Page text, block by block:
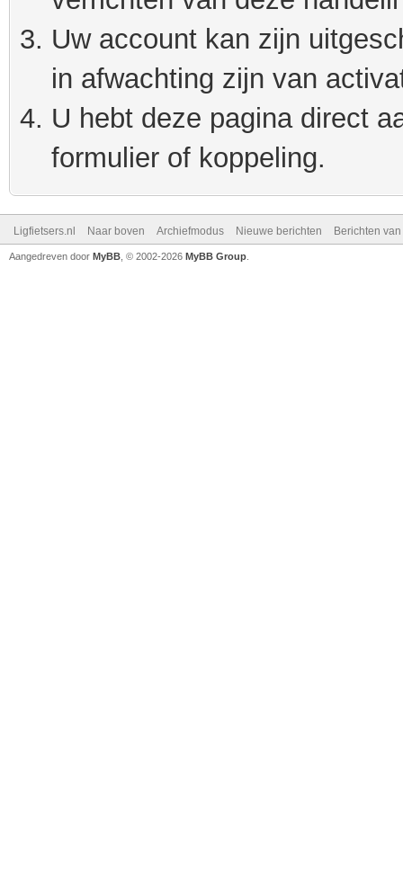
Uw account kan zijn
in afwachting zijn van
U hebt deze pagina direct
formulier of koppeling.
Ligfietsers.nl Naar boven Archiefmodus Nieuwe berichten Berichten
Aangedreven door MyBB , © 2002-2026 MyBB Group